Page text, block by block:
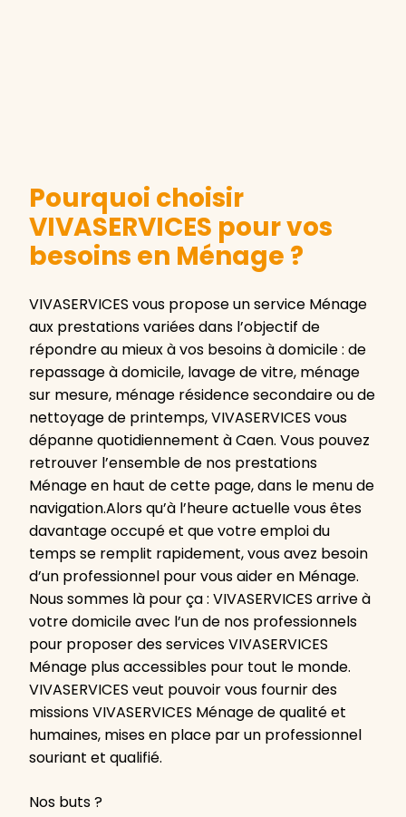
Pourquoi choisir
VIVASERVICES pour vos
besoins en Ménage ?
VIVASERVICES vous propose un service Ménage
aux prestations variées dans l’objectif de
répondre au mieux à vos besoins à domicile : de
repassage à domicile, lavage de vitre, ménage
sur mesure, ménage résidence secondaire ou de
nettoyage de printemps, VIVASERVICES vous
dépanne quotidiennement à Caen. Vous pouvez
retrouver l’ensemble de nos prestations
Ménage en haut de cette page, dans le menu de
navigation.Alors qu’à l’heure actuelle vous êtes
davantage occupé et que votre emploi du
temps se remplit rapidement, vous avez besoin
d’un professionnel pour vous aider en Ménage.
Nous sommes là pour ça : VIVASERVICES arrive à
votre domicile avec l’un de nos professionnels
pour proposer des services VIVASERVICES
Ménage plus accessibles pour tout le monde.
VIVASERVICES veut pouvoir vous fournir des
missions VIVASERVICES Ménage de qualité et
humaines, mises en place par un professionnel
souriant et qualifié.
Nos buts ?